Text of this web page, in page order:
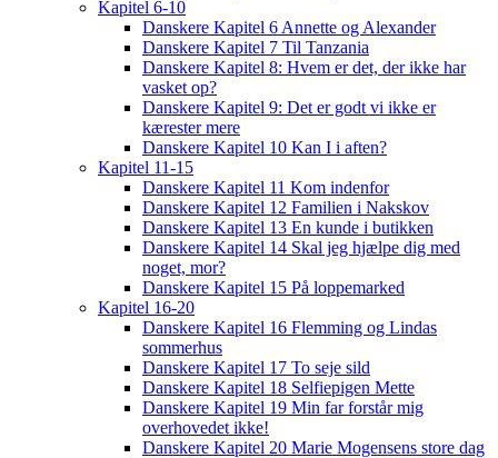
Kapitel 6-10
Danskere Kapitel 6 Annette og Alexander
Danskere Kapitel 7 Til Tanzania
Danskere Kapitel 8: Hvem er det, der ikke har
vasket op?
Danskere Kapitel 9: Det er godt vi ikke er
kærester mere
Danskere Kapitel 10 Kan I i aften?
Kapitel 11-15
Danskere Kapitel 11 Kom indenfor
Danskere Kapitel 12 Familien i Nakskov
Danskere Kapitel 13 En kunde i butikken
Danskere Kapitel 14 Skal jeg hjælpe dig med
noget, mor?
Danskere Kapitel 15 På loppemarked
Kapitel 16-20
Danskere Kapitel 16 Flemming og Lindas
sommerhus
Danskere Kapitel 17 To seje sild
Danskere Kapitel 18 Selfiepigen Mette
Danskere Kapitel 19 Min far forstår mig
overhovedet ikke!
Danskere Kapitel 20 Marie Mogensens store dag